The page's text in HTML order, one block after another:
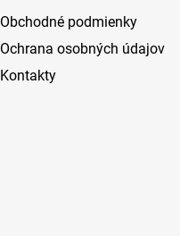
Obchodné podmienky
Ochrana osobných údajov
Kontakty